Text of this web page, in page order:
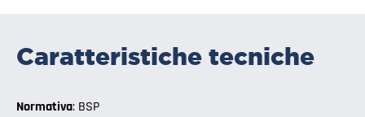
Caratteristiche tecniche
Normativa: BSP